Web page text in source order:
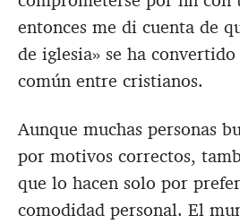
entonces me di cuenta de
de iglesia» se ha
común entre cristianos.
Aunque muchas personas
por motivos correctos,
que lo hacen solo por
comodidad personal. El